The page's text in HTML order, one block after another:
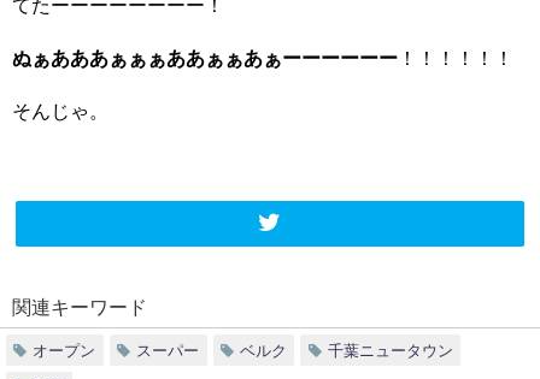
てたーーーーーーーー！
ぬぁあああぁぁぁああぁぁあぁーーーーーー ！！！！！！
そんじゃ。
関連キーワード
オープン スーパー ベルク 千葉ニュータウン